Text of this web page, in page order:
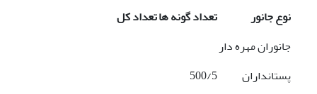
نوع جانور
تعداد گونه هاتعداد کل
جانوران مهره دار
پستانداران
500/5